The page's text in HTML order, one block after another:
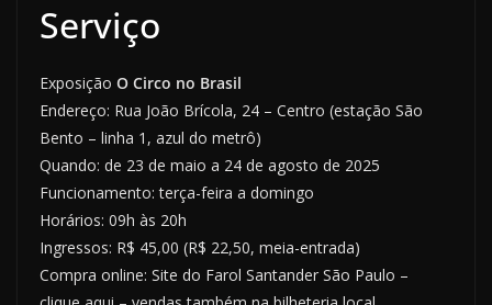
Serviço
Exposição O Circo no Brasil
Endereço: Rua João Brícola, 24 – Centro (estação São
Bento – linha 1, azul do metrô)
Quando: de 23 de maio a 24 de agosto de 2025
Funcionamento: terça-feira a domingo
Horários: 09h às 20h
Ingressos: R$ 45,00 (R$ 22,50, meia-entrada)
Compra online: Site do Farol Santander São Paulo –